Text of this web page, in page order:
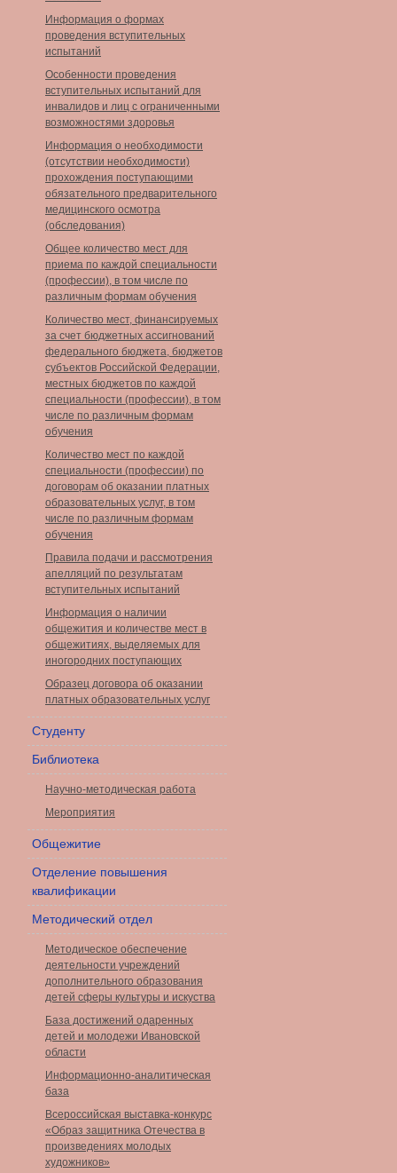
Информация о формах
проведения вступительных
испытаний
Особенности проведения
вступительных испытаний для
инвалидов и лиц с ограниченными
возможностями здоровья
Информация о необходимости
(отсутствии необходимости)
прохождения поступающими
обязательного предварительного
медицинского осмотра
(обследования)
Общее количество мест для
приема по каждой специальности
(профессии), в том числе по
различным формам обучения
Количество мест, финансируемых
за счет бюджетных ассигнований
федерального бюджета, бюджетов
субъектов Российской Федерации,
местных бюджетов по каждой
специальности (профессии), в том
числе по различным формам
обучения
Количество мест по каждой
специальности (профессии) по
договорам об оказании платных
образовательных услуг, в том
числе по различным формам
обучения
Правила подачи и рассмотрения
апелляций по результатам
вступительных испытаний
Информация о наличии
общежития и количестве мест в
общежитиях, выделяемых для
иногородних поступающих
Образец договора об оказании
платных образовательных услуг
Студенту
Библиотека
Научно-методическая работа
Мероприятия
Общежитие
Отделение повышения
квалификации
Методический отдел
Методическое обеспечение
деятельности учреждений
дополнительного образования
детей сферы культуры и искуства
База достижений одаренных
детей и молодежи Ивановской
области
Информационно-аналитическая
база
Всероссийская выставка-конкурс
«Образ защитника Отечества в
произведениях молодых
художников»